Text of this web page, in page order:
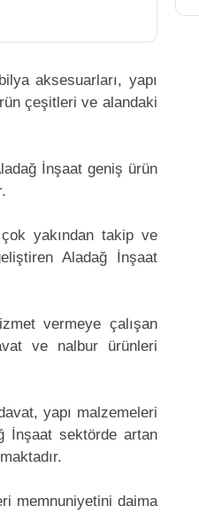
aksesuarları, yapı
çeşitleri ve alandaki
İnşaat geniş ürün
yakından takip ve
Aladağ İnşaat
vermeye çalışan
ve nalbur ürünleri
yapı malzemeleri
İnşaat sektörde artan
memnuniyetini daima